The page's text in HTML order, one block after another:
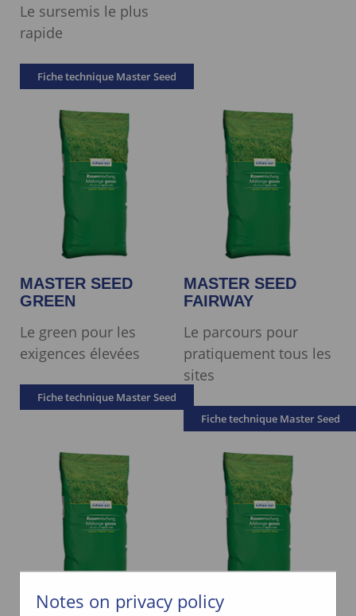
Le sursemis le plus
rapide
Fiche technique Master Seed
MASTER SEED
GREEN
Le green pour les
exigences élevées
Fiche technique Master Seed
MASTER SEED
FAIRWAY
Le parcours pour
pratiquement tous les
sites
Fiche technique Master Seed
Notes on privacy policy